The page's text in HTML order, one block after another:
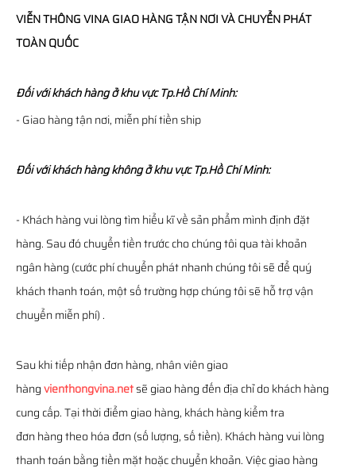
VIỄN THÔNGVINAGIAO HÀNG TẬN NƠI VÀ CHUYỂN PHÁT
TOÀN QUỐC
Đối với khách hàng ở khu vực Tp.Hồ Chí Minh:
- Giao hàng tận nơi, miễn phí tiền ship
Đối với khách hàng không ở khu vực Tp.Hồ Chí Minh:
- Khách hàng vui lòng tìm hiểu kĩ về sản phẩm mình định đặt
hàng. Sau đó chuyển tiền trước cho chúng tôi qua tài khoản
ngân hàng (cước phí chuyển phát nhanh chúng tôi sẽ để quý
khách thanh toán, một số trường hợp chúng tôi sẽ hỗ trợ vận
chuyển miễn phí) .
Sau khi tiếp nhận đơn hàng, nhân viên giao
hàngvienthongvina.netsẽ giao hàng đến địa chỉ do khách hàng
cung cấp. Tại thời điểm giao hàng, khách hàng kiểm tra
đơn hàng theo hóa đơn (số lượng, số tiền). Khách hàng vui lòng
thanh toán bằng tiền mặt hoặc chuyển khoản. Việc giao hàng